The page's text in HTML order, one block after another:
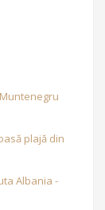
plajă din
Albania -